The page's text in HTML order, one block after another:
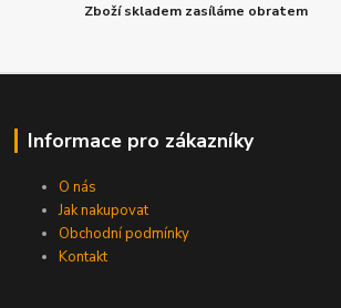
Zboží skladem zasíláme obratem
Informace pro zákazníky
O nás
Jak nakupovat
Obchodní podmínky
Kontakt